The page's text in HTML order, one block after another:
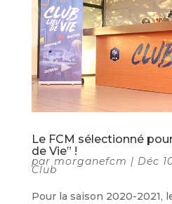
Le FCM sélectionné
de Vie” !
par morganefcm | Déc
Club
Pour la saison 2020-2021,